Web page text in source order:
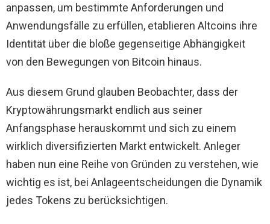
anpassen, um bestimmte Anforderungen und
Anwendungsfälle zu erfüllen, etablieren Altcoins ihre
Identität über die bloße gegenseitige Abhängigkeit
von den Bewegungen von Bitcoin hinaus.
Aus diesem Grund glauben Beobachter, dass der
Kryptowährungsmarkt endlich aus seiner
Anfangsphase herauskommt und sich zu einem
wirklich diversifizierten Markt entwickelt. Anleger
haben nun eine Reihe von Gründen zu verstehen, wie
wichtig es ist, bei Anlageentscheidungen die Dynamik
jedes Tokens zu berücksichtigen.